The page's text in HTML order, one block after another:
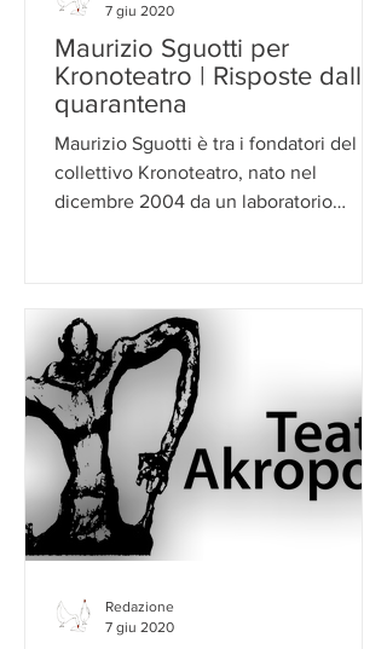
Maurizio Sguotti per
Kronoteatro | Risposte dalla
quarantena
Maurizio Sguotti è tra i fondatori del
collettivo Kronoteatro, nato nel
dicembre 2004 da un laboratorio
7 giu 2020
Redazione
7 giu 2020